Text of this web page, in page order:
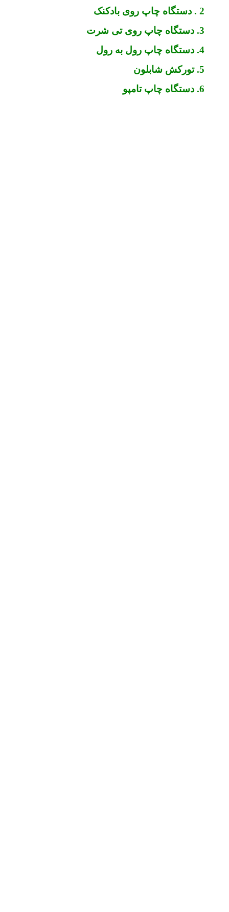
2 . دستگاه چاپ روی بادکنک
3. دستگاه چاپ روی تی شرت
4. دستگاه چاپ رول به رول
5. تورکش شابلون
6. دستگاه چاپ تامپو